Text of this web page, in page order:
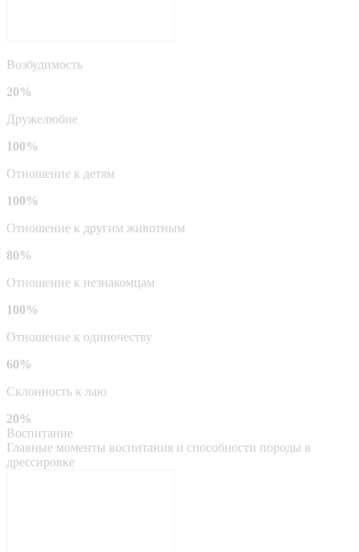
Возбудимость
20%
Дружелюбие
100%
Отношение к детям
100%
Отношение к другим животным
80%
Отношение к незнакомцам
100%
Отношение к одиночеству
60%
Склонность к лаю
20%
Воспитание
Главные моменты воспитания и способности породы в
дрессировке